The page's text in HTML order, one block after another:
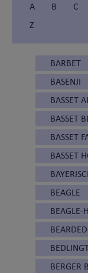
A B C
Z
BARBET
BASENJI
BASSET
BASSET
BASSET
BASSET
BEAGLE
BEAGLE-
BERGER